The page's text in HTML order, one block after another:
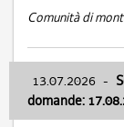
Comunità di
13.07.2026 -
domande: